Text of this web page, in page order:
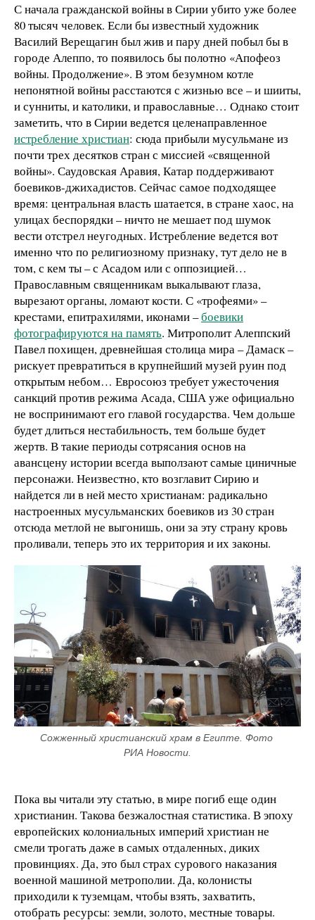
С начала гражданской войны в Сирии убито уже более
80 тысяч человек. Если бы известный художник
Василий Верещагин был жив и пару дней побыл бы в
городе Алеппо, то появилось бы полотно «Апофеоз
войны. Продолжение». В этом безумном котле
непонятной войны расстаются с жизнью все – и шииты,
и сунниты, и католики, и православные… Однако стоит
заметить, что в Сирии ведется целенаправленное
истребление христиан: сюда прибыли мусульмане из
почти трех десятков стран с миссией «священной
войны». Саудовская Аравия, Катар поддерживают
боевиков-джихадистов. Сейчас самое подходящее
время: центральная власть шатается, в стране хаос, на
улицах беспорядки – ничто не мешает под шумок
вести отстрел неугодных. Истребление ведется вот
именно что по религиозному признаку, тут дело не в
том, с кем ты – с Асадом или с оппозицией…
Православным священникам выкалывают глаза,
вырезают органы, ломают кости. С «трофеями» –
крестами, епитрахилями, иконами –боевики
фотографируются на память. Митрополит Алеппский
Павел похищен, древнейшая столица мира – Дамаск –
рискует превратиться в крупнейший музей руин под
открытым небом… Евросоюз требует ужесточения
санкций против режима Асада, США уже официально
не воспринимают его главой государства. Чем дольше
будет длиться нестабильность, тем больше будет
жертв. В такие периоды сотрясания основ на
авансцену истории всегда выползают самые циничные
персонажи. Неизвестно, кто возглавит Сирию и
найдется ли в ней место христианам: радикально
настроенных мусульманских боевиков из 30 стран
отсюда метлой не выгонишь, они за эту страну кровь
проливали, теперь это их территория и их законы.
Сожженный христианский храм в Египте. Фото
РИА Новости.
Пока вы читали эту статью, в мире погиб еще один
христианин. Такова безжалостная статистика. В эпоху
европейских колониальных империй христиан не
смели трогать даже в самых отдаленных, диких
провинциях. Да, это был страх сурового наказания
военной машиной метрополии. Да, колонисты
приходили к туземцам, чтобы взять, захватить,
отобрать ресурсы: земли, золото, местные товары.